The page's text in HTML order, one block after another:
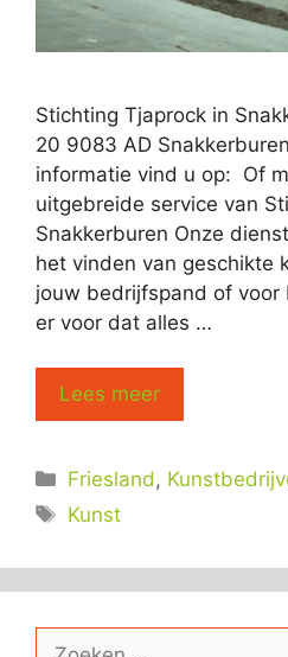
Stichting Tjaprock in
20 9083 AD
informatie vind u op: Of
uitgebreide service van
Snakkerburen Onze
het vinden van geschikte
jouw bedrijfspand of voor
er voor dat alles …
Lees meer
Categorieën
Friesland,
Tags
Kunst
Zoek